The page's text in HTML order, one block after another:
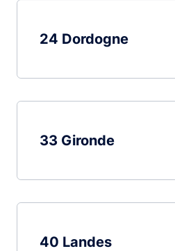
24 Dordogne
33 Gironde
40 Landes